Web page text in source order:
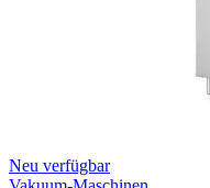
Neu verfügbar